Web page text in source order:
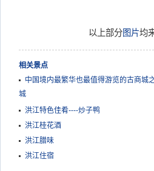
以上部分图片均
相关景点
中国境内最繁华也最值得游览的古商城
城
洪江特色佳肴----炒子鸭
洪江桂花酒
洪江腊味
洪江住宿